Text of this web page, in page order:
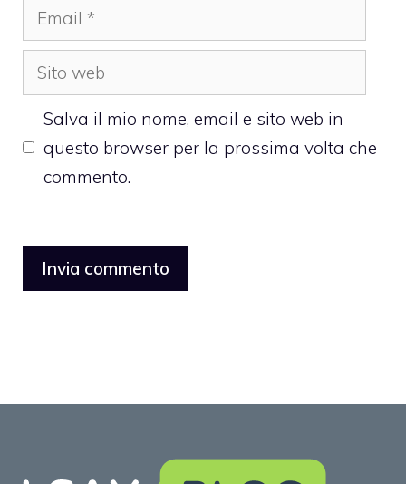
Email
Sito
web
Salva il mio nome, email e sito web in
questo browser per la prossima volta che
commento.